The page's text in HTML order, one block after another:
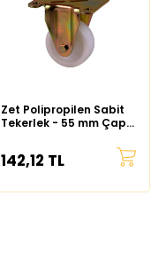
Zet Polipropilen Sabit
Tekerlek - 55 mm Çap
142,12 TL